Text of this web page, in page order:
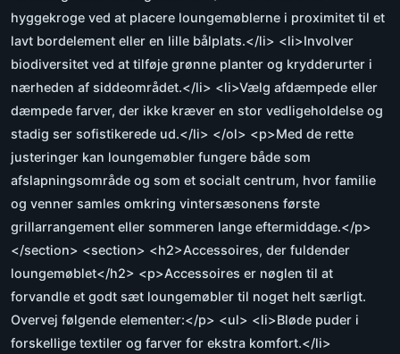
hyggekroge ved at placere loungemøblerne i proximitet til et
lavt bordelement eller en lille bålplats.</li> <li>Involver
biodiversitet ved at tilføje grønne planter og krydderurter i
nærheden af siddeområdet.</li> <li>Vælg afdæmpede eller
dæmpede farver, der ikke kræver en stor vedligeholdelse og
stadig ser sofistikerede ud.</li> </ol> <p>Med de rette
justeringer kan loungemøbler fungere både som
afslapningsområde og som et socialt centrum, hvor familie
og venner samles omkring vintersæsonens første
grillarrangement eller sommeren lange eftermiddage.</p>
</section> <section> <h2>Accessoires, der fuldender
loungemøblet</h2> <p>Accessoires er nøglen til at
forvandle et godt sæt loungemøbler til noget helt særligt.
Overvej følgende elementer:</p> <ul> <li>Bløde puder i
forskellige textiler og farver for ekstra komfort.</li>